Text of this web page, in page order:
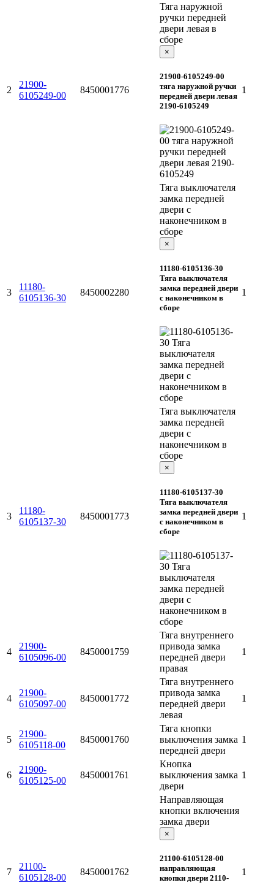
2
21900-
6105249-00
8450001776
Тяга наружной
ручки передней
двери левая в
сборе
×
21900-6105249-00
тяга наружной ручки
передней двери левая
2190-6105249
1
3
11180-
6105136-30
8450002280
Тяга выключателя
замка передней
двери с
наконечником в
сборе
×
11180-6105136-30
Тяга выключателя
замка передней двери
с наконечником в
сборе
1
3
11180-
6105137-30
8450001773
Тяга выключателя
замка передней
двери с
наконечником в
сборе
×
11180-6105137-30
Тяга выключателя
замка передней двери
с наконечником в
сборе
1
4
21900-
6105096-00
8450001759
Тяга внутреннего
привода замка
передней двери
правая
1
4
21900-
6105097-00
8450001772
Тяга внутреннего
привода замка
передней двери
левая
1
5
21900-
6105118-00
8450001760
Тяга кнопки
выключения замка
передней двери
1
6
21900-
6105125-00
8450001761
Кнопка
выключения замка
двери
1
7
21100-
6105128-00
8450001762
Направляющая
кнопки включения
замка двери
×
21100-6105128-00
направляющая
кнопки двери 2110-
1